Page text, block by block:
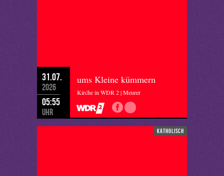
31.07.
2026
05:55
Uhr
ums Kleine kümmern
Kirche in WDR 2 | Meurer
katholisch